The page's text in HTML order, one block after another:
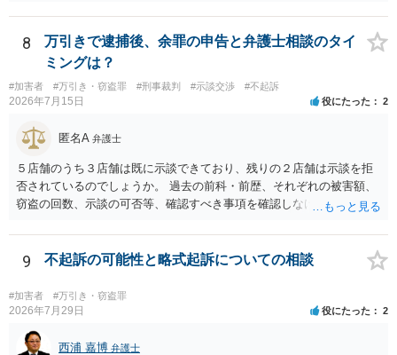
あるいは管理会社がお金は不要かつ返還不要との申し出があれば取得
しても問題ありません。
8
万引きで逮捕後、余罪の申告と弁護士相談のタイ
ミングは？
#加害者 #万引き・窃盗罪 #刑事裁判 #示談交渉 #不起訴
2026年7月15日 役にたった 2
匿名A 弁護士
５店舗のうち３店舗は既に示談できており、残りの２店舗は示談を拒
否されているのでしょうか。 過去の前科・前歴、それぞれの被害額、
窃盗の回数、示談の可否等、確認すべき事項を確認しなければ刑罰の
いいと思います。
9 不起訴の可能性と略式起訴についての相談
#加害者 #万引き・窃盗罪
2026年7月29日 役にたった 2
西浦 嘉博 弁護士